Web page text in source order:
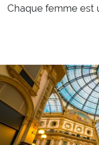
Chaque femme est